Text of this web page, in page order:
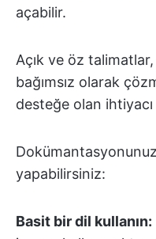
açabilir.
Açık ve öz talimatlar,
bağımsız olarak
desteğe olan ihtiyacı
yapabilirsiniz:
Basit bir dil kullanın: